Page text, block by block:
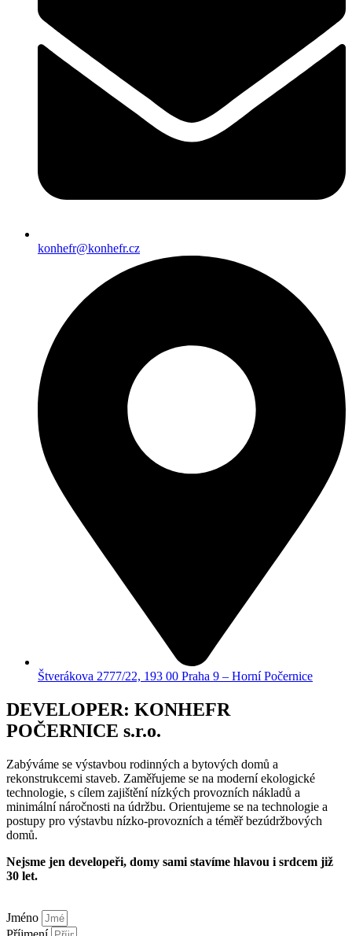
konhefr@konhefr.cz
Štverákova 2777/22, 193 00 Praha 9 – Horní Počernice
DEVELOPER: KONHEFR
POČERNICE s.r.o.
Zabýváme se výstavbou rodinných a bytových domů a
rekonstrukcemi staveb. Zaměřujeme se na moderní ekologické
technologie, s cílem zajištění nízkých provozních nákladů a
minimální náročnosti na údržbu. Orientujeme se na technologie a
postupy pro výstavbu nízko-provozních a téměř bezúdržbových
domů.
Nejsme jen developeři, domy sami stavíme hlavou i srdcem již
30 let.
Jméno